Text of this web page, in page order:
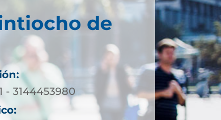
de
- 3144453980